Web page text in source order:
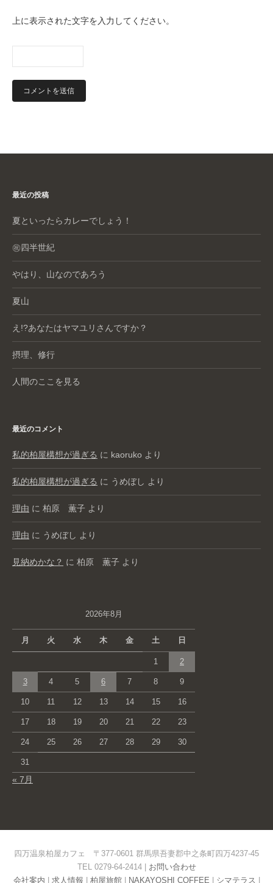
上に表示された文字を入力してください。
最近の投稿
夏といったらカレーでしょう！
㊗️四半世紀
やはり、山なのであろう
夏山
え!?あなたはヤマユリさんですか？
摂理、修行
人間のここを見る
最近のコメント
私的柏屋構想が過ぎる に kaoruko より
私的柏屋構想が過ぎる に うめぼし より
理由 に 柏原 薫子 より
理由 に うめぼし より
見納めかな？ に 柏原 薫子 より
2026年8月
月 火 水 木 金 土 日
1 2
3 4 5 6 7 8 9
10 11 12 13 14 15 16
17 18 19 20 21 22 23
24 25 26 27 28 29 30
31
« 7月
四万温泉柏屋カフェ 〒377-0601 群馬県吾妻郡中之条町四万4237-45
TEL 0279-64-2414 | お問い合わせ
会社案内
求人情報 柏屋旅館| NAKAYOSHI COFFEE シマテラス